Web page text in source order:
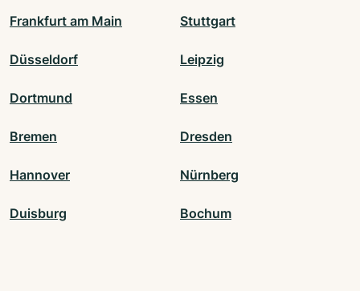
Frankfurt am Main Stuttgart
Düsseldorf Leipzig
Dortmund Essen
Bremen Dresden
Hannover Nürnberg
Duisburg Bochum